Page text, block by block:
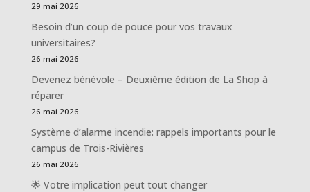
29 mai 2026
Besoin d’un coup de pouce pour vos travaux
universitaires?
26 mai 2026
Devenez bénévole – Deuxième édition de La Shop à
réparer
26 mai 2026
Système d’alarme incendie: rappels importants pour le
campus de Trois-Rivières
26 mai 2026
🌟 Votre implication peut tout changer